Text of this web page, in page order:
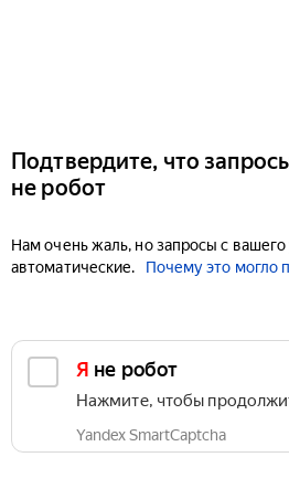
Подтвердите, что
не робот
Нам очень жаль, но запросы с
автоматические.
Почему это могло
Я не робот
Нажмите, чтобы
Yandex SmartCaptcha